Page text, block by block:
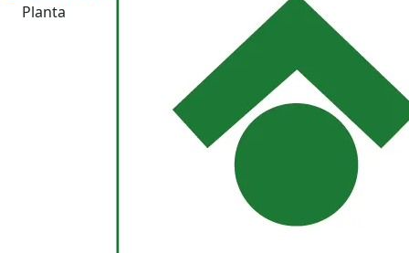
Planta